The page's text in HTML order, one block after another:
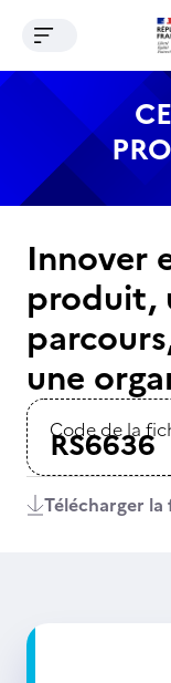
ContenuOuvrir le
Innover
produit,
une
Code de la
RS6636
Télécharger la